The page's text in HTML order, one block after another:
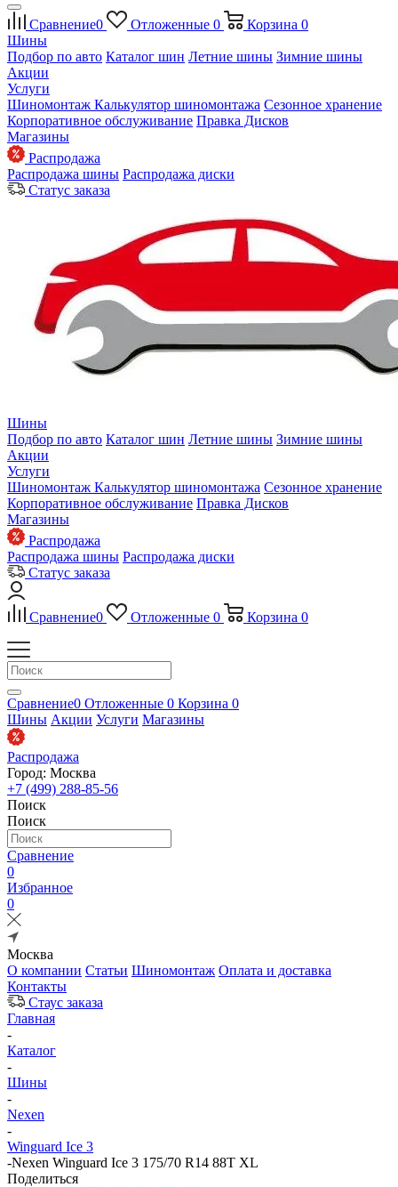
Сравнение0 Отложенные 0 Корзина 0
Шины
Подбор по авто Каталог шин Летние шины Зимние шины
Акции
Услуги
Шиномонтаж Калькулятор шиномонтажа Сезонное хранение
Корпоративное обслуживание Правка Дисков
Магазины
Распродажа
Распродажа шины Распродажа диски
Статус заказа
Шины
Подбор по авто Каталог шин Летние шины Зимние шины
Акции
Услуги
Шиномонтаж Калькулятор шиномонтажа Сезонное хранение
Корпоративное обслуживание Правка Дисков
Магазины
Распродажа
Распродажа шины Распродажа диски
Статус заказа
Сравнение0 Отложенные 0 Корзина 0
Сравнение0 Отложенные 0 Корзина 0
Шины Акции Услуги Магазины
Распродажа
Город: Москва
+7 (499) 288-85-56
Поиск
Поиск
Сравнение
0
Избранное
0
Москва
О компании Статьи Шиномонтаж Оплата и доставка
Контакты
Стаус заказа
Главная
-
Каталог
-
Шины
-
Nexen
-
Winguard Ice 3
-Nexen Winguard Ice 3 175/70 R14 88T XL
Поделиться